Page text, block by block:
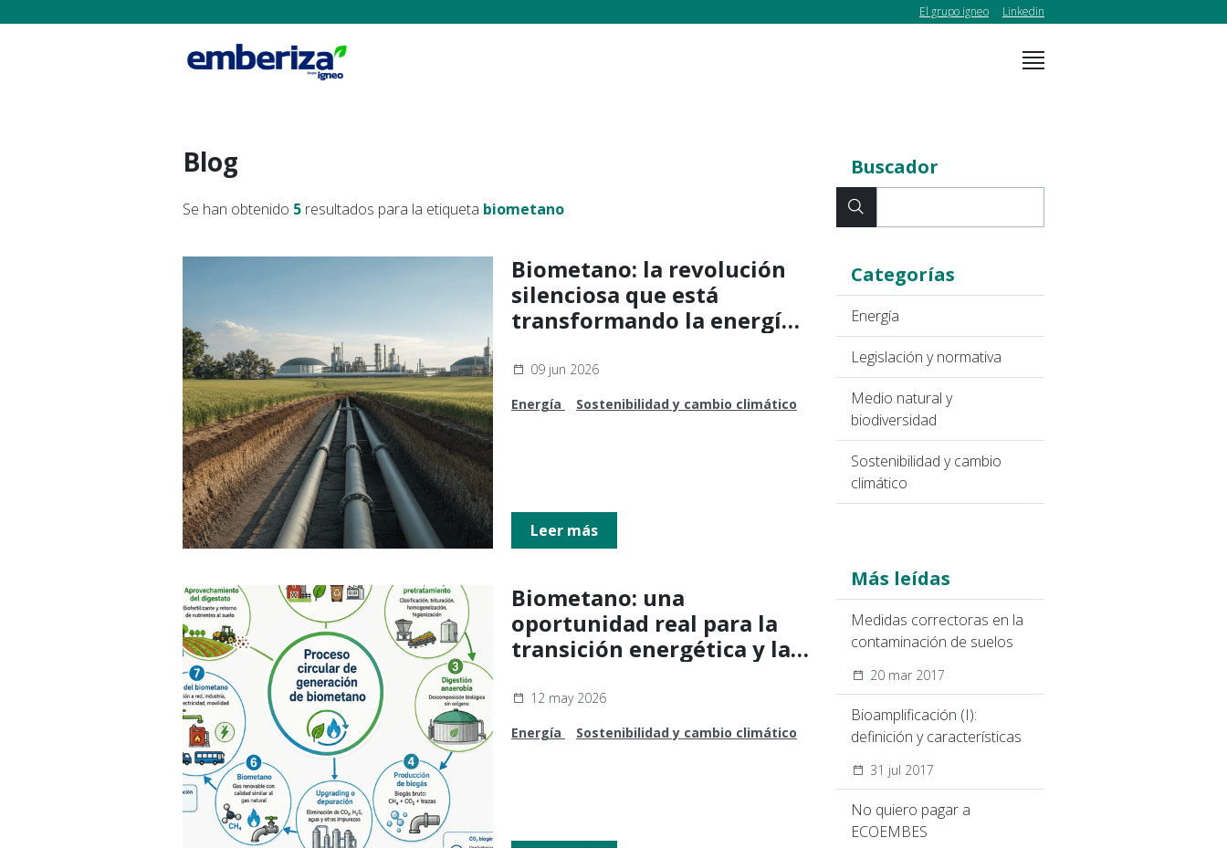
El grupo igneo Linkedin
Buscador
Categorías
Energía
Legislación y normativa
Medio natural y
biodiversidad
Sostenibilidad y cambio
climático
Más leídas
Medidas correctoras en la
contaminación de suelos
20 mar 2017
Bioamplificación (I):
definición y características
31 jul 2017
No quiero pagar a
ECOEMBES
Blog
Se han obtenido 5 resultados para la etiqueta biometano
Biometano: la revolución
silenciosa que está
transformando la energía
oportunidades para Brasil
09 jun 2026
Energía
Sostenibilidad y cambio climático
Leer más
Biometano: una
oportunidad real para la
transición energética y la
12 may 2026
Energía
Sostenibilidad y cambio climático